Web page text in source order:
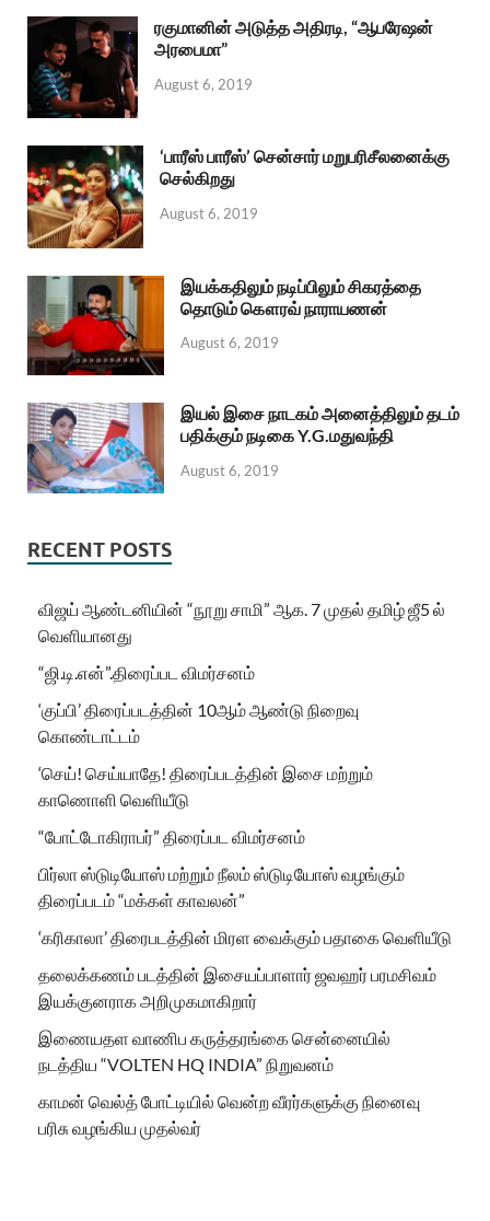
ரகுமானின் அடுத்த அதிரடி, “ஆபரேஷன்
அரபைமா”
August 6, 2019
‘பாரீஸ் பாரீஸ்’ சென்சார் மறுபரிசீலனைக்கு
செல்கிறது
August 6, 2019
இயக்கதிலும் நடிப்பிலும் சிகரத்தை
தொடும் கௌரவ் நாராயணன்
August 6, 2019
இயல் இசை நாடகம் அனைத்திலும் தடம்
பதிக்கும் நடிகை Y.G.மதுவந்தி
August 6, 2019
RECENT POSTS
விஜய் ஆண்டனியின் “நூறு சாமி” ஆக. 7 முதல் தமிழ் ஜீ5 ல்
வெளியானது
“ஜி.டி.என்”.திரைப்பட விமர்சனம்
‘குப்பி’ திரைப்படத்தின் 10ஆம் ஆண்டு நிறைவு
கொண்டாட்டம்
‘செய்! செய்யாதே! திரைப்படத்தின் இசை மற்றும்
காணொளி வெளியீடு
“போட்டோகிராபர்” திரைப்பட விமர்சனம்
பிர்லா ஸ்டுடியோஸ் மற்றும் நீலம் ஸ்டுடியோஸ் வழங்கும்
திரைப்படம் “மக்கள் காவலன்”
‘கரிகாலா’ திரைபடத்தின் மிரள வைக்கும் பதாகை வெளியீடு
தலைக்கணம் படத்தின் இசையப்பாளார் ஜவஹர் பரமசிவம்
இயக்குனராக அறிமுகமாகிறார்
இணையதள வாணிப கருத்தரங்கை சென்னையில்
நடத்திய “VOLTEN HQ INDIA” நிறுவனம்
காமன் வெல்த் போட்டியில் வென்ற வீரர்களுக்கு நினைவு
பரிசு வழங்கிய முதல்வர்